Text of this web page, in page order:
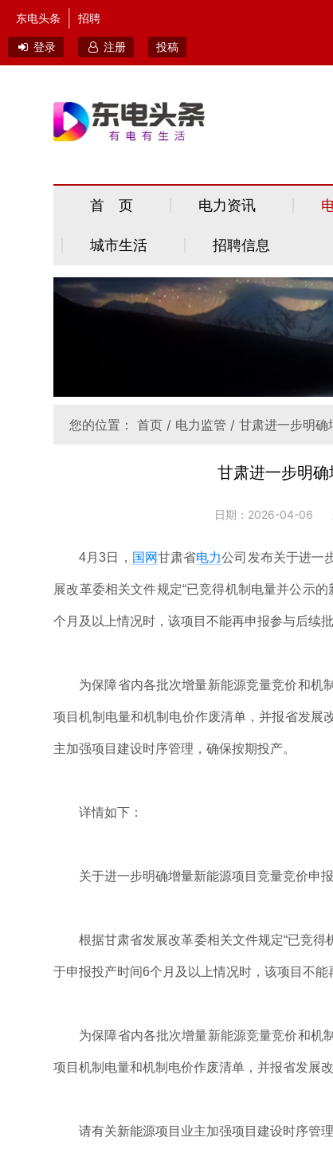
东电头条 招聘
登录 注册 投稿
首 页 电力资讯
城市生活 招聘信息
您的位置：首页 / 电力监管 / 甘肃进一步明确
甘肃进一步明确
日期：2026-04-06
4月3日， 国网甘肃省电力公司发布关于进一
展改革委相关文件规定“已竞得机制电量并公示
个月及以上情况时，该项目不能再申报参与后续
为保障省内各批次增量新能源竞量竞价和机
项目机制电量和机制电价作废清单，并报省发展
主加强项目建设时序管理，确保按期投产。
详情如下：
关于进一步明确增量新能源项目竞量竞价申
根据甘肃省发展改革委相关文件规定“已竞
于申报投产时间6个月及以上情况时，该项目不能
为保障省内各批次增量新能源竞量竞价和机
项目机制电量和机制电价作废清单，并报省发展
请有关新能源项目业主加强项目建设时序管